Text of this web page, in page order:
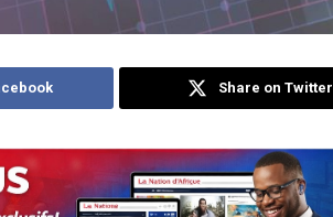
Share on Twitter